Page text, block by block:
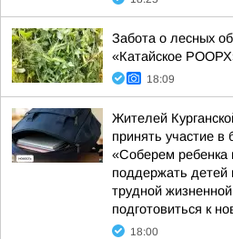
Забота о лесных
«Катайское
18:09
Жителей
принять участие в
«Соберем ребенка
поддержать детей
трудной
подготовиться к
18:00